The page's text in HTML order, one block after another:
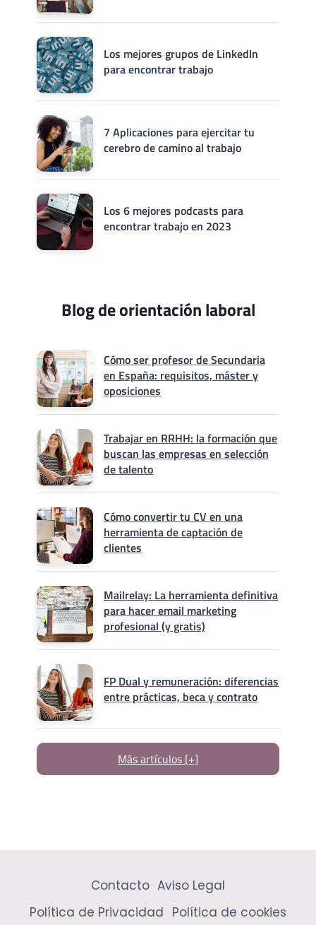
Los mejores grupos de LinkedIn
para encontrar trabajo
7 Aplicaciones para ejercitar tu
cerebro de camino al trabajo
Los 6 mejores podcasts para
encontrar trabajo en 2023
Blog de orientación laboral
Cómo ser profesor de Secundaria
en España: requisitos, máster y
oposiciones
Trabajar en RRHH: la formación que
buscan las empresas en selección
de talento
Cómo convertir tu CV en una
herramienta de captación de
clientes
Mailrelay: La herramienta definitiva
para hacer email marketing
profesional (y gratis)
FP Dual y remuneración: diferencias
entre prácticas, beca y contrato
Más artículos [+]
Contacto Aviso Legal
Política de Privacidad Política de cookies